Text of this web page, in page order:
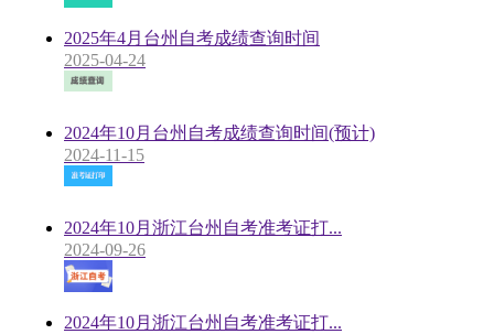
2025年4月台州自考成绩查询时间
2025-04-24
2024年10月台州自考成绩查询时间(预计)
2024-11-15
2024年10月浙江台州自考准考证打...
2024-09-26
2024年10月浙江台州自考准考证打...